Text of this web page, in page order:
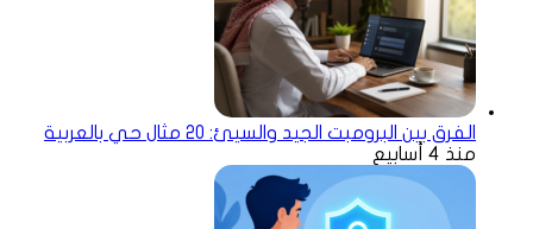
الفرق بين البرومبت الجيد والسيئ: 20 مثال حي بالعربية
منذ 4 أسابيع